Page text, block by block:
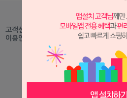
고객센터
이용안내
1599-2875
Fax : 051-465-5459
help@seilglobal.co.kr
1:1 문의하기